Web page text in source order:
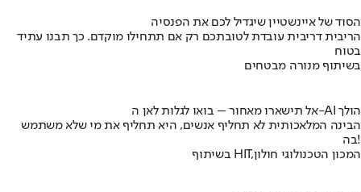
הסוד של איינשטיין שיגדיל לכם את הפנסיה
הריבית דריבית עובדת לטובתכם רק אם תתחילו מוקדם. כך תבנו עתיד
בטוח
בשיתוף מנורה מבטחים
אל תישארו מאחור – בואו לגלות לאן ה-AI הולך
הבינה המלאכותית לא תחליף אנשים, היא תחליף את מי שלא משתמש
בה!
בשיתוף HIT,המכון הטכנולוגי חולון